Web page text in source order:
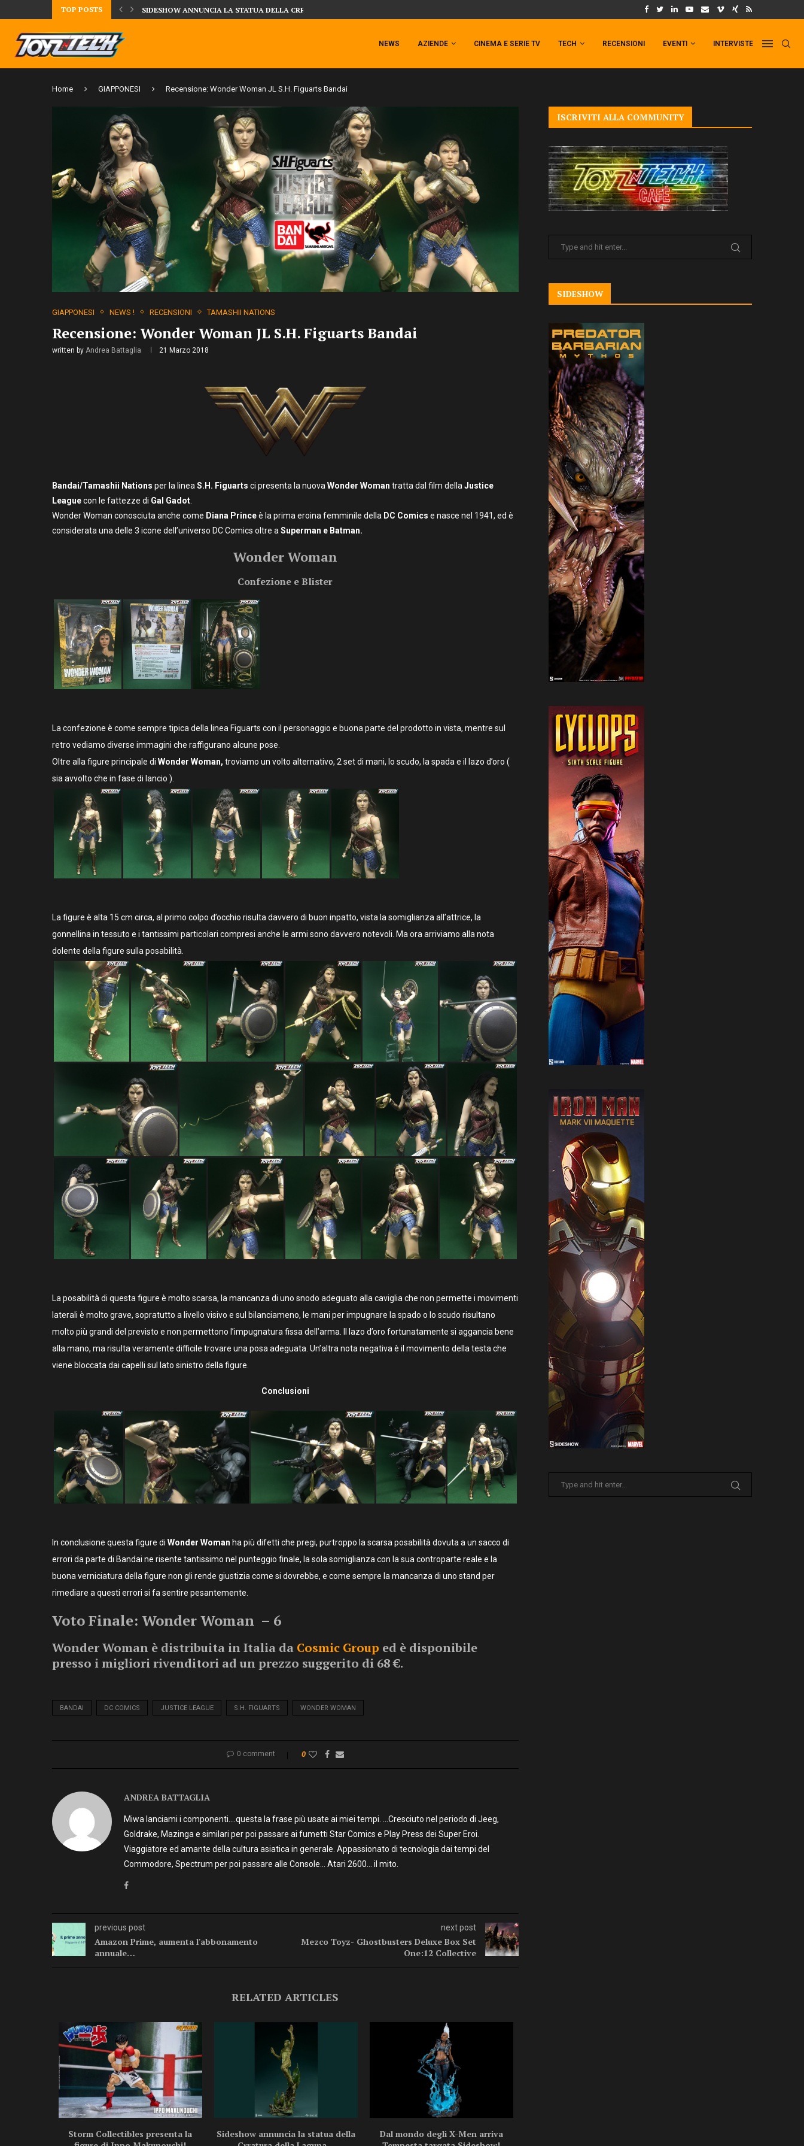
TOP POSTS
DELLA CRRATURA DELLA LAGUNA...DAL MONDO DEGLI X-MEN ARRIVA TEMPESTA TARGATA SIDESHOW! IL TRAILER DI FIST OF THE NORTH STAR!
NEWS AZIENDE CINEMA E SERIE TV TECH RECENSIONI EVENTI INTERVISTE
Home GIAPPONESI Recensione: Wonder Woman JL S.H. Figuarts Bandai
GIAPPONESI NEWS ! RECENSIONI TAMASHII NATIONS
Recensione: Wonder Woman JL S.H. Figuarts Bandai
written by Andrea Battaglia 21 Marzo 2018
Bandai/Tamashii Nations per la linea S.H. Figuarts ci presenta la nuova Wonder Woman tratta dal film della Justice
Leaguecon le fattezze di Gal Gadot
Wonder Woman conosciuta anche come Diana Princeè la prima eroina femminile della DC Comics e nasce nel 1941, ed è
considerata una delle 3 icone dell’universo DC Comics oltre a Superman e Batman.
Wonder Woman
Confezione e Blister
La confezione è come sempre tipica della linea Figuarts con il personaggio e buona parte del prodotto in vista, mentre sul
retro vediamo diverse immagini che raffigurano alcune pose.
Oltre alla figure principale di Wonder Woman, troviamo un volto alternativo, 2 set di mani, lo scudo, la spada e il lazo d’oro (
sia avvolto che in fase di lancio ).
La figure è alta 15 cm circa, al primo colpo d’occhio risulta davvero di buon inpatto, vista la somiglianza all’attrice, la
gonnellina in tessuto e i tantissimi particolari compresi anche le armi sono davvero notevoli. Ma ora arriviamo alla nota
dolente della figure sulla posabilità.
La posabilità di questa figure è molto scarsa, la mancanza di uno snodo adeguato alla caviglia che non permette i movimenti
laterali è molto grave, sopratutto a livello visivo e sul bilanciameno, le mani per impugnare la spado o lo scudo risultano
molto più grandi del previsto e non permettono l’impugnatura fissa dell’arma. Il lazo d’oro fortunatamente si aggancia bene
alla mano, ma risulta veramente difficile trovare una posa adeguata. Un’altra nota negativa è il movimento della testa che
viene bloccata dai capelli sul lato sinistro della figure.
Conclusioni
In conclusione questa figure di Wonder Woman ha più difetti che pregi, purtroppo la scarsa posabilità dovuta a un sacco di
errori da parte di Bandai ne risente tantissimo nel punteggio finale, la sola somiglianza con la sua controparte reale e la
buona verniciatura della figure non gli rende giustizia come si dovrebbe, e come sempre la mancanza di uno stand per
rimediare a questi errori si fa sentire pesantemente.
Voto Finale: Wonder Woman – 6
Wonder Woman è distribuita in Italia da Cosmic Group ed è disponibile
presso i migliori rivenditori ad un prezzo suggerito di 68 €.
BANDAI DC COMICS JUSTICE LEAGUE S.H. FIGUARTS WONDER WOMAN
0 comment 0
ANDREA BATTAGLIA
Miwa lanciami i componenti….questa la frase più usate ai miei tempi. …Cresciuto nel periodo di Jeeg,
Goldrake, Mazinga e similari per poi passare ai fumetti Star Comics e Play Press dei Super Eroi.
Viaggiatore ed amante della cultura asiatica in generale. Appassionato di tecnologia dai tempi del
Commodore, Spectrum per poi passare alle Console… Atari 2600… il mito.
previous post
Amazon Prime, aumenta l'abbonamento
annuale…
next post
Mezco Toyz- Ghostbusters Deluxe Box Set
One:12 Collective
RELATED ARTICLES
Storm Collectibles presenta la
Sideshow annuncia la statua della
Dal mondo degli X-Men arriva
ISCRIVITI ALLA COMMUNITY
SIDESHOW